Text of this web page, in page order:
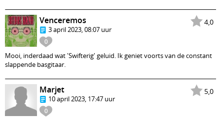
4,0
0
Venceremos
3 april 2023, 08:07 uur
Mooi, inderdaad wat 'Swifterig' geluid. Ik geniet voorts van de constant
slappende basgitaar.
5,0
0
Marjet
10 april 2023, 17:47 uur